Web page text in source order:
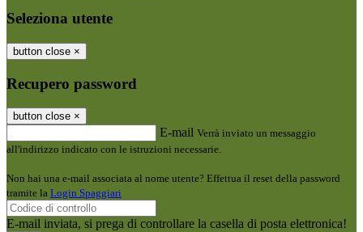
Seleziona utente
button close ×
Recupero password
button close ×
E-mail Verrà inviato un messaggio
all'indirizzo indicato con le istruzioni necessarie.
Non hai una e-mail associata al nome utente? Effettua il reset della password
tramite la Login Spaggiari
E-mail inviata, si prega di controllare la casella di posta elettronica!